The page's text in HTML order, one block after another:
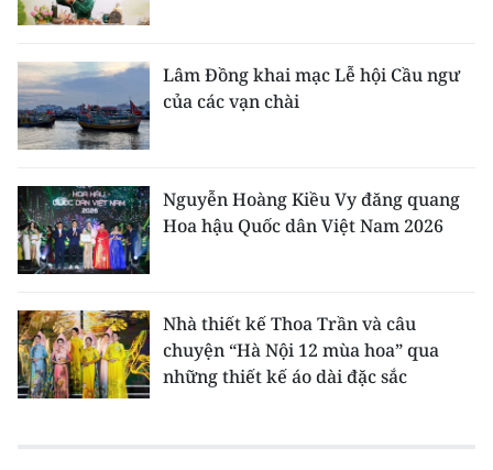
Lâm Đồng khai mạc Lễ hội Cầu ngư
của các vạn chài
Nguyễn Hoàng Kiều Vy đăng quang
Hoa hậu Quốc dân Việt Nam 2026
Nhà thiết kế Thoa Trần và câu
chuyện “Hà Nội 12 mùa hoa” qua
những thiết kế áo dài đặc sắc